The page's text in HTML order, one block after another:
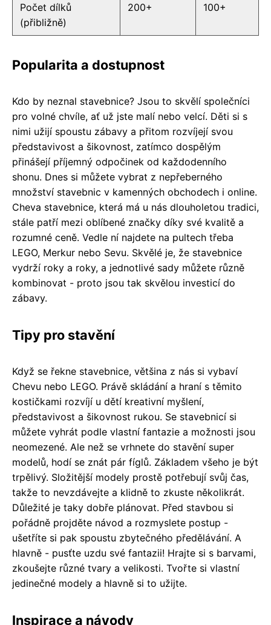
Počet dílků
(přibližně)
200+ 100+
Popularita a dostupnost
Kdo by neznal stavebnice? Jsou to skvělí společníci
pro volné chvíle, ať už jste malí nebo velcí. Děti si s
nimi užijí spoustu zábavy a přitom rozvíjejí svou
představivost a šikovnost, zatímco dospělým
přinášejí příjemný odpočinek od každodenního
shonu. Dnes si můžete vybrat z nepřeberného
množství stavebnic v kamenných obchodech i online.
Cheva stavebnice, která má u nás dlouholetou tradici,
stále patří mezi oblíbené značky díky své kvalitě a
rozumné ceně. Vedle ní najdete na pultech třeba
LEGO, Merkur nebo Sevu. Skvělé je, že stavebnice
vydrží roky a roky, a jednotlivé sady můžete různě
kombinovat - proto jsou tak skvělou investicí do
zábavy.
Tipy pro stavění
Když se řekne stavebnice, většina z nás si vybaví
Chevu nebo LEGO. Právě skládání a hraní s těmito
kostičkami rozvíjí u dětí kreativní myšlení,
představivost a šikovnost rukou. Se stavebnicí si
můžete vyhrát podle vlastní fantazie a možnosti jsou
neomezené. Ale než se vrhnete do stavění super
modelů, hodí se znát pár fíglů. Základem všeho je být
trpělivý. Složitější modely prostě potřebují svůj čas,
takže to nevzdávejte a klidně to zkuste několikrát.
Důležité je taky dobře plánovat. Před stavbou si
pořádně projděte návod a rozmyslete postup -
ušetříte si pak spoustu zbytečného předělávání. A
hlavně - pusťte uzdu své fantazii! Hrajte si s barvami,
zkoušejte různé tvary a velikosti. Tvořte si vlastní
jedinečné modely a hlavně si to užijte.
Inspirace a návody